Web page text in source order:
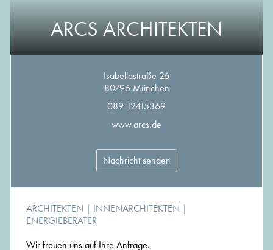
ARCS ARCHITEKTEN
Isabellastraße 26
80796 München
089 12415369
www.arcs.de
Nachricht senden
ARCHITEKTEN | INNENARCHITEKTEN |
ENERGIEBERATER
Wir freuen uns auf Ihre Anfrage.